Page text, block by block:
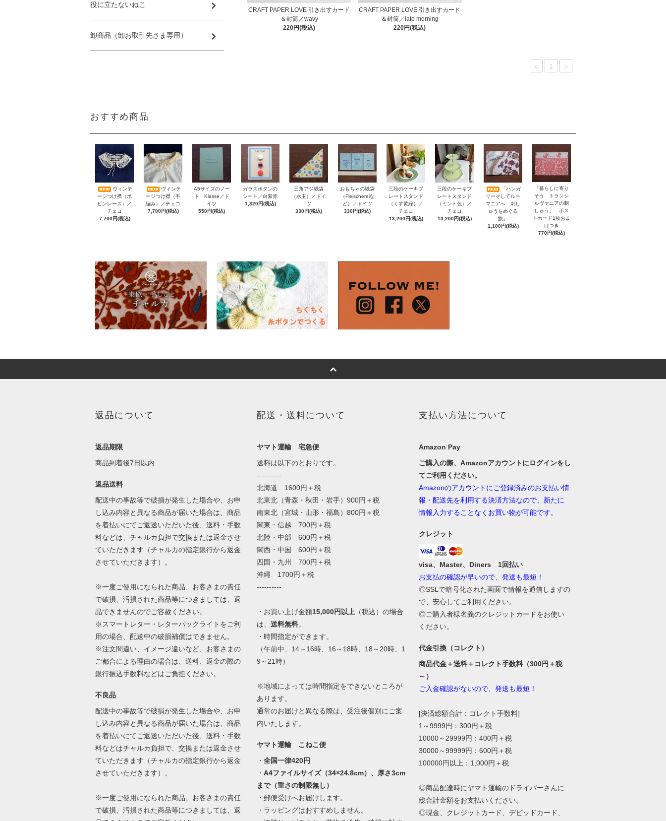
CRAFT PAPER LOVE 引き出すカード
＆封筒／wavy
220円(税込)
CRAFT PAPER LOVE 引き出すカード
＆封筒／late morning
220円(税込)
< 1 >
役に立たないねこ
卸商品（卸お取引先さま専用）
おすすめ商品
ヴィンテ
ージつけ襟（ボ
ビンレース）／
チェコ
7,700円(税込)
ヴィンテ
ージつけ襟（手
編み）／チェコ
7,700円(税込)
A5サイズのノー
ト Klasse／ド
イツ
550円(税込)
ガラスボタンの
シート／白紫赤
1,320円(税込)
三角アジ紙袋
（水玉）／ドイ
ツ
330円(税込)
おもちゃの紙袋
（Fleischereiな
ど）／ドイツ
330円(税込)
三段のケーキプ
レートスタンド
（くす黄緑）／
チェコ
13,200円(税込)
三段のケーキプ
レートスタンド
（ミント色）／
チェコ
13,200円(税込)
「ハンガ
リーそしてルー
マニアへ 刺し
ゅうをめぐる
旅」
1,100円(税込)
「暮らしに寄り
そう トランシ
ルヴァニアの刺
しゅう」 ポス
トカード1枚おま
けつき
770円(税込)
返品について
返品期限
商品到着後7日以内
返品送料
配送中の事故等で破損が発生した場合や、お申
し込み内容と異なる商品が届いた場合は、商品
を着払いにてご返送いただいた後、送料・手数
料などは、チャルカ負担で交換または返金させ
ていただきます（チャルカの指定銀行から返金
させていただきます）。
※一度ご使用になられた商品、お客さまの責任
で破損、汚損された商品等につきましては、返
品できませんのでご容赦ください。
※スマートレター・レターパックライトをご利
用の場合、配送中の破損補償はできません。
※注文間違い、イメージ違いなど、お客さまの
ご都合による理由の場合は、送料、返金の際の
銀行振込手数料などはご負担ください。
不良品
配送中の事故等で破損が発生した場合や、お申
し込み内容と異なる商品が届いた場合は、商品
を着払いにてご返送いただいた後、送料・手数
料などはチャルカ負担で、交換または返金させ
ていただきます（チャルカの指定銀行から返金
させていただきます）。
※一度ご使用になられた商品、お客さまの責任
で破損、汚損された商品等につきましては、返
配送・送料について
ヤマト運輸 宅急便
送料は以下のとおりです。
----------
北海道 1600円＋税
北東北（青森・秋田・岩手）900円＋税
南東北（宮城・山形・福島）800円＋税
関東・信越 700円＋税
北陸・中部 600円＋税
関西・中国 600円＋税
四国・九州 700円＋税
沖縄 1700円＋税
----------
・お買い上げ金額15,000円以上 （税込）の場合
は、送料無料。
・時間指定ができます。
（午前中、14～16時、16～18時、18～20時、1
9～21時）
※地域によっては時間指定をできないところが
あります。
通常のお届けと異なる際は、受注後個別にご案
内いたします。
ヤマト運輸 こねこ便
・全国一律420円
・A4ファイルサイズ（34×24.8cm）、厚さ3cm
まで（重さの制限無し）
・郵便受けへお届けします。
・ラッピングはおすすめしません。
支払い方法について
Amazon Pay
ご購入の際、Amazonアカウントにログインをし
てご利用ください。
Amazonのアカウントにご登録済みのお支払い情
報・配送先を利用する決済方法なので、新たに
情報入力することなくお買い物が可能です。
クレジット
visa、Master、Diners 1回払い
お支払の確認が早いので、発送も最短！
◎SSLで暗号化された画面で情報を通信しますの
で、安心してご利用ください。
◎ご購入者様名義のクレジットカードをお使い
ください。
代金引換（コレクト）
商品代金＋送料＋コレクト手数料（300円＋税
～）
ご入金確認がないので、発送も最短！
[決済総額合計：コレクト手数料]
1～9999円：300円＋税
10000～29999円：400円＋税
30000～99999円：600円＋税
100000円以上：1,000円＋税
◎商品配達時にヤマト運輸のドライバーさんに
総合計金額をお支払いください。
◎現金、クレジットカード、デビッドカード、